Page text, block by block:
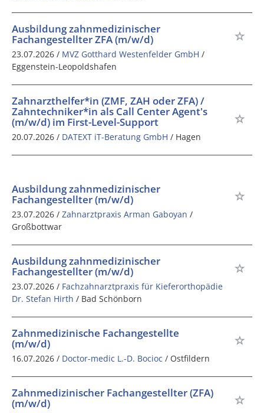
Ausbildung zahnmedizinischer
Fachangestellter ZFA (m/w/d)
23.07.2026 / MVZ Gotthard Westenfelder GmbH /
Eggenstein-Leopoldshafen
Zahnarzthelfer*in (ZMF, ZAH oder ZFA) /
Zahntechniker*in als Call Center Agent's
(m/w/d) im First-Level-Support
20.07.2026 / DATEXT iT-Beratung GmbH / Hagen
Ausbildung zahnmedizinischer
Fachangestellter (m/w/d)
23.07.2026 / Zahnarztpraxis Arman Gaboyan /
Großbottwar
Ausbildung zahnmedizinischer
Fachangestellter (m/w/d)
23.07.2026 / Fachzahnarztpraxis für Kieferorthopädie
Dr. Stefan Hirth / Bad Schönborn
Zahnmedizinische Fachangestellte
(m/w/d)
16.07.2026 / Doctor-medic L.-D. Bocioc / Ostfildern
Zahnmedizinischer Fachangestellter (ZFA)
(m/w/d)